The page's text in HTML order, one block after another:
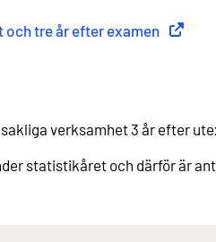
och tre år efter examen Extern
verksamhet 3 år efter
statistikåret och därför är